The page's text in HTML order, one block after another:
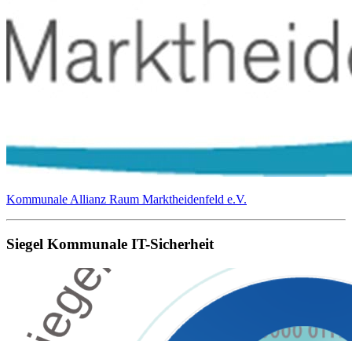
Kommunale Allianz Raum Marktheidenfeld e.V.
Siegel Kommunale IT-Sicherheit